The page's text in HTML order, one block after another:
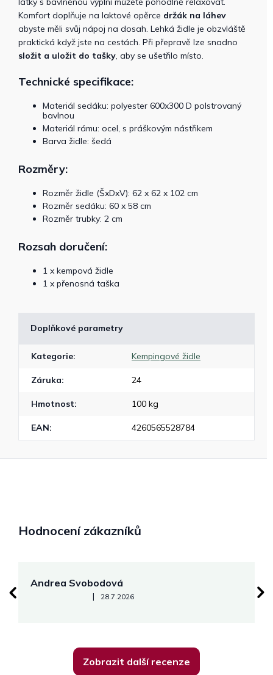
Komfort doplňuje na laktové opěrce držák na láhev
abyste měli svůj nápoj na dosah. Lehká židle je obzvláště
praktická když jste na cestách. Při přepravě lze snadno
složit a uložit do tašky, aby se ušetřilo místo.
Technické specifikace:
Materiál sedáku: polyester 600x300 D polstrovaný
bavlnou
Materiál rámu: ocel, s práškovým nástřikem
Barva židle: šedá
Rozměry:
Rozměr židle (ŠxDxV): 62 x 62 x 102 cm
Rozměr sedáku: 60 x 58 cm
Rozměr trubky: 2 cm
Rozsah doručení:
1 x kempová židle
1 x přenosná taška
Doplňkové parametry
Kategorie: Kempingové židle
Záruka: 24
Hmotnost: 100 kg
EAN: 4260565528784
Hodnocení zákazníků
Andrea Svobodová
Hodnocení obchodu je 5 z 5 hvězdiček.
| 28.7.2026
Zobrazit další recenze